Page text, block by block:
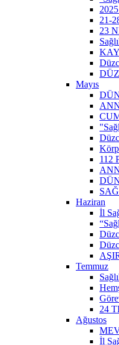
21-
23
Mayıs
112
Haziran
İl
Temmuz
24
Ağustos
İl